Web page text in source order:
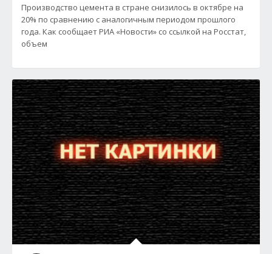
Производство цемента в стране снизилось в октябре на
20% по сравнению с аналогичным периодом прошлого
года. Как сообщает РИА «Новости» со ссылкой на Росстат,
объем